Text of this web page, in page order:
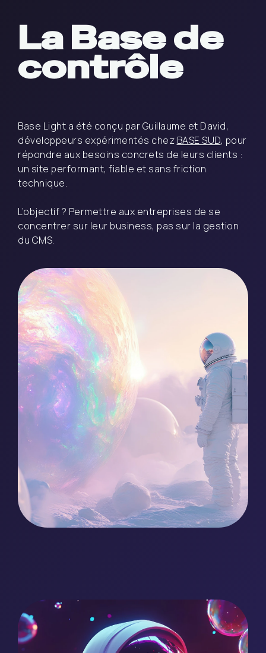
La Base de
contrôle
Base Light a été conçu par Guillaume et David,
développeurs expérimentés chez BASE SUD, pour
répondre aux besoins concrets de leurs clients :
un site performant, fiable et sans friction
technique.
L’objectif ? Permettre aux entreprises de se
concentrer sur leur business, pas sur la gestion
du CMS.